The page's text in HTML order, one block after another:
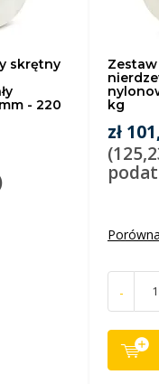
skrętny
- 220
kg
zł
-